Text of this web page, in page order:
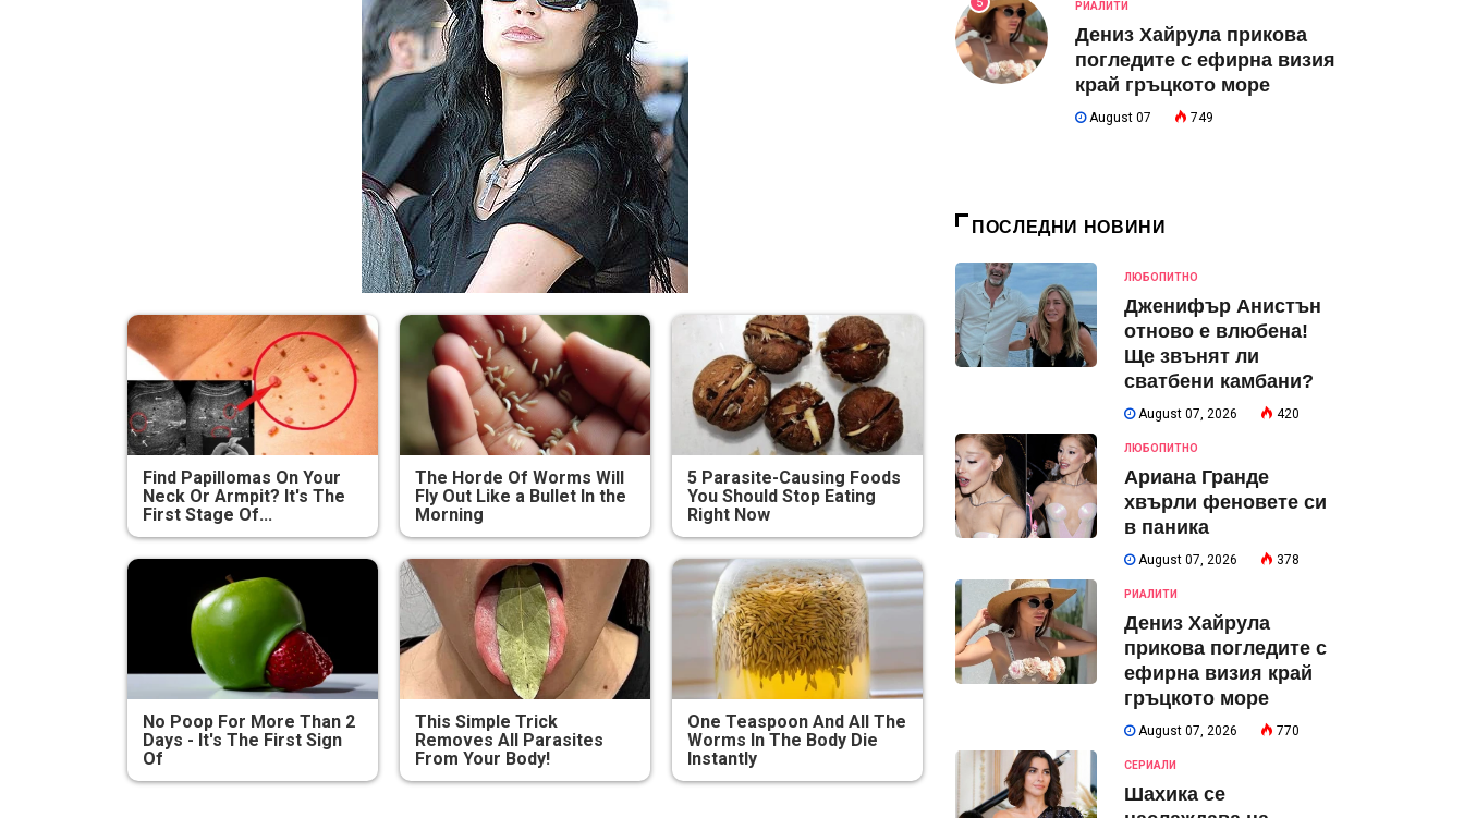
Find Papillomas On Your
Neck Or Armpit? It's The
First Stage Of...
The Horde Of Worms Will
Fly Out Like a Bullet In the
Morning
5 Parasite-Causing Foods
You Should Stop Eating
Right Now
No Poop For More Than 2
Days - It's The First Sign
Of
This Simple Trick
Removes All Parasites
From Your Body!
One Teaspoon And All The
Worms In The Body Die
Instantly
РИАЛИТИ
Дениз Хайрула прикова
погледите с ефирна визия
край гръцкото море
August 07 749
ПОСЛЕДНИ НОВИНИ
ЛЮБОПИТНО
Дженифър Анистън
отново е влюбена!
Ще звънят ли
сватбени камбани?
August 07, 2026 420
ЛЮБОПИТНО
Ариана Гранде
хвърли феновете си
в паника
August 07, 2026 378
РИАЛИТИ
Дениз Хайрула
прикова погледите с
ефирна визия край
гръцкото море
August 07, 2026 770
СЕРИАЛИ
Шахика се